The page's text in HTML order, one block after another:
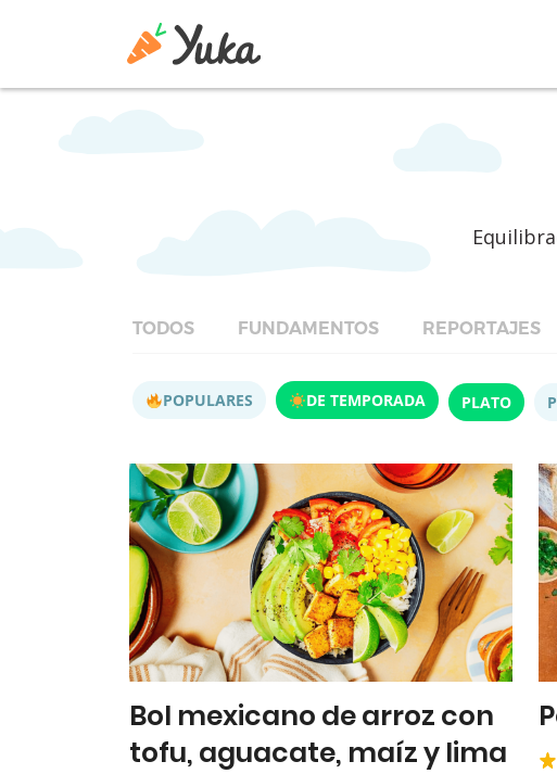
TODOS FUNDAMENTOS REPORTAJES
POPULARES DE TEMPORADA PLATO
Bol mexicano de arroz con
tofu, aguacate, maíz y lima